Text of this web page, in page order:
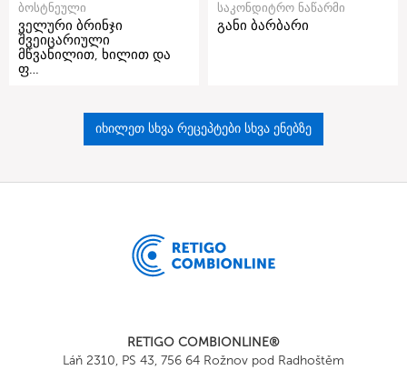
ბოსტნეული
ველური ბრინჯი
შვეიცარიული
მწვანილით, ხილით და
ფ…
საკონდიტრო ნაწარმი
განი ბარბარი
იხილეთ სხვა რეცეპტები სხვა ენებზე
RETIGO COMBIONLINE®
Láň 2310, PS 43, 756 64 Rožnov pod Radhoštěm